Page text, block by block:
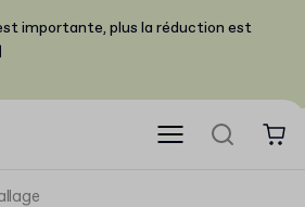
importante, plus la réduction est